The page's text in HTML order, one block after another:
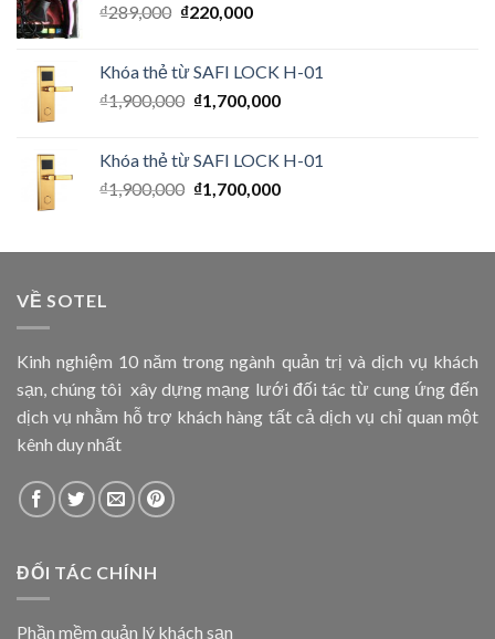
₫289,000 ₫220,000
Khóa thẻ từ SAFI LOCK H-01
₫1,900,000 ₫1,700,000
Khóa thẻ từ SAFI LOCK H-01
₫1,900,000 ₫1,700,000
VỀ SOTEL
Kinh nghiệm 10 năm trong ngành quản trị và dịch vụ khách
sạn, chúng tôi xây dựng mạng lưới đối tác từ cung ứng đến
dịch vụ nhằm hỗ trợ khách hàng tất cả dịch vụ chỉ quan một
kênh duy nhất
ĐỐI TÁC CHÍNH
Phần mềm quản lý khách sạn